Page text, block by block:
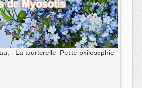
- La tourterelle, Petite philosophie